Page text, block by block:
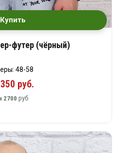
Купить
футер (чёрный)
48-58
руб.
2700 руб